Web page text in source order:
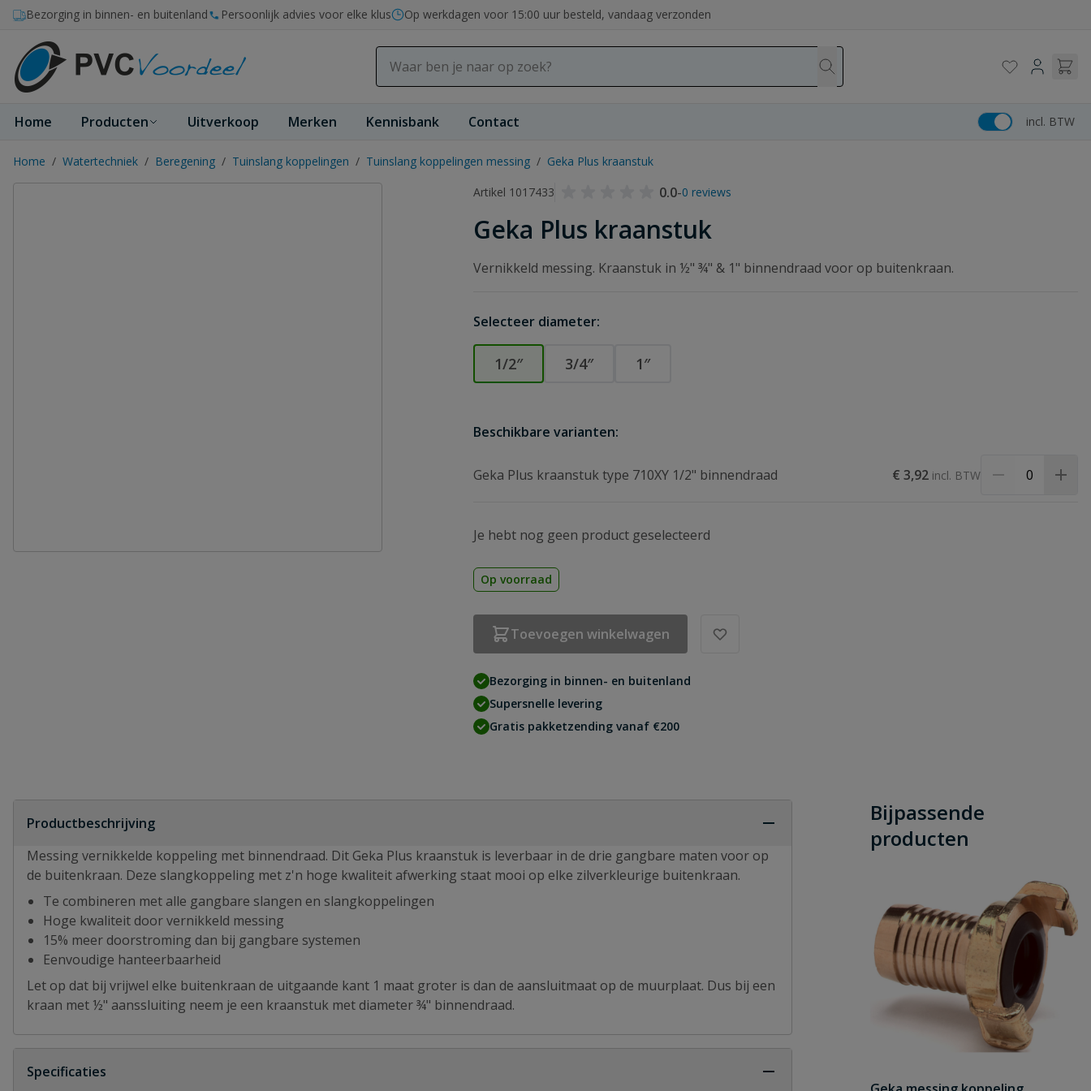
Ga naar de inhoud
Bezorging in binnen- en buitenland Persoonlijk advies voor elke klus Op werkdagen voor 15:00 uur besteld, vandaag verzonden
Home Producten Uitverkoop Merken Kennisbank Contact incl. BTW
Home / Watertechniek / Beregening / Tuinslang koppelingen / Tuinslang koppelingen messing / Geka Plus kraanstuk
Artikel 1017433
0.0-0 reviews
Geka Plus kraanstuk
Vernikkeld messing. Kraanstuk in ½" ¾" & 1" binnendraad voor op buitenkraan.
Selecteer diameter:
1/2″ 3/4″ 1″
Beschikbare varianten:
Geka Plus kraanstuk type 710XY 1/2" binnendraad € 3,92
Je hebt nog geen product geselecteerd
Op voorraad
Toevoegen winkelwagen
Bezorging in binnen- en buitenland
Supersnelle levering
Gratis pakketzending vanaf €200
Productbeschrijving
Messing vernikkelde koppeling met binnendraad. Dit Geka Plus kraanstuk is leverbaar in de drie gangbare maten voor op
de buitenkraan. Deze slangkoppeling met z'n hoge kwaliteit afwerking staat mooi op elke zilverkleurige buitenkraan.
Te combineren met alle gangbare slangen en slangkoppelingen
Hoge kwaliteit door vernikkeld messing
15% meer doorstroming dan bij gangbare systemen
Eenvoudige hanteerbaarheid
Let op dat bij vrijwel elke buitenkraan de uitgaande kant 1 maat groter is dan de aansluitmaat op de muurplaat. Dus bij een
kraan met ½" aanssluiting neem je een kraanstuk met diameter ¾" binnendraad.
Specificaties
Bijpassende
producten